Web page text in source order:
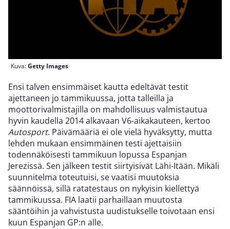
Kuva:Getty Images
Ensi talven ensimmäiset kautta edeltävät testit
ajettaneen jo tammikuussa, jotta talleilla ja
moottorivalmistajilla on mahdollisuus valmistautua
hyvin kaudella 2014 alkavaan V6-aikakauteen, kertoo
Autosport. Päivämääriä ei ole vielä hyväksytty, mutta
lehden mukaan ensimmäinen testi ajettaisiin
todennäköisesti tammikuun lopussa Espanjan
Jerezissä. Sen jälkeen testit siirtyisivät Lähi-Itään. Mikäli
suunnitelma toteutuisi, se vaatisi muutoksia
säännöissä, sillä ratatestaus on nykyisin kiellettyä
tammikuussa. FIA laatii parhaillaan muutosta
sääntöihin ja vahvistusta uudistukselle toivotaan ensi
kuun Espanjan GP:n alle.